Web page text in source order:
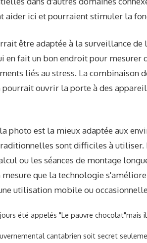
aider ici et pourraient stimuler la
être adaptée à la surveillance de
en fait un bon endroit pour mesurer
liés au stress. La combinaison
ouvrir la porte à des
photo est la mieux adaptée aux
sont difficiles à utiliser.
ou les séances de montage
que la technologie
utilisation mobile ou
été appelés "Le pauvre
cantabrien soit secret